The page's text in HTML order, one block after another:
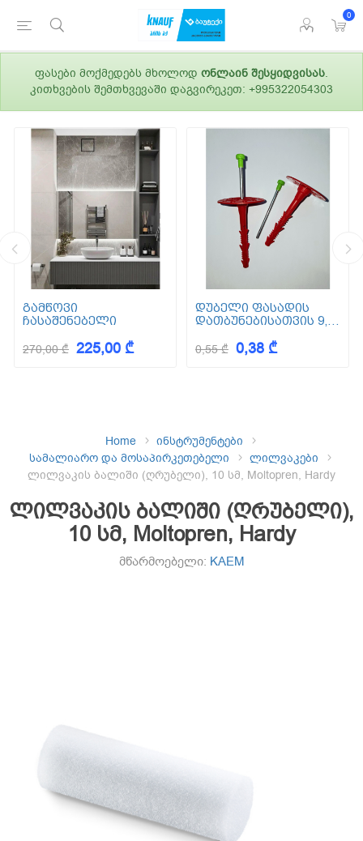
0
ფასები მოქმედებს მხოლოდ ონლაინ შესყიდვისას.
კითხვების შემთხვევაში დაგვირეკეთ: +995322054303
გამწოვი
ჩასაშენებელი
270,00 ₾ 225,00 ₾
დუბელი ფასადის
დათბუნებისათვის 9,5
0,55 ₾ 0,38 ₾
Home
ინსტრუმენტები
სამალიარო და მოსაპირკეთებელი
ლილვაკები
ლილვაკის ბალიში (ღრუბელი), 10 სმ, Moltopren, Hardy
ლილვაკის ბალიში (ღრუბელი),
10 სმ, Moltopren, Hardy
მწარმოებელი: KAEM